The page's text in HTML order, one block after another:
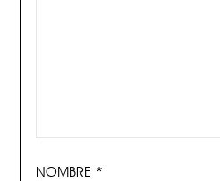
NOMBRE *